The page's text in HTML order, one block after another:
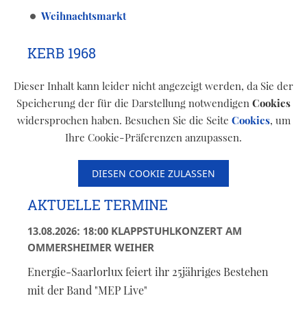
Weihnachtsmarkt
KERB 1968
Dieser Inhalt kann leider nicht angezeigt werden, da Sie der
Speicherung der für die Darstellung notwendigen Cookies
widersprochen haben. Besuchen Sie die Seite Cookies, um
Ihre Cookie-Präferenzen anzupassen.
DIESEN COOKIE ZULASSEN
AKTUELLE TERMINE
13.08.2026: 18:00 KLAPPSTUHLKONZERT AM
OMMERSHEIMER WEIHER
Energie-Saarlorlux feiert ihr 25jähriges Bestehen
mit der Band "MEP Live"